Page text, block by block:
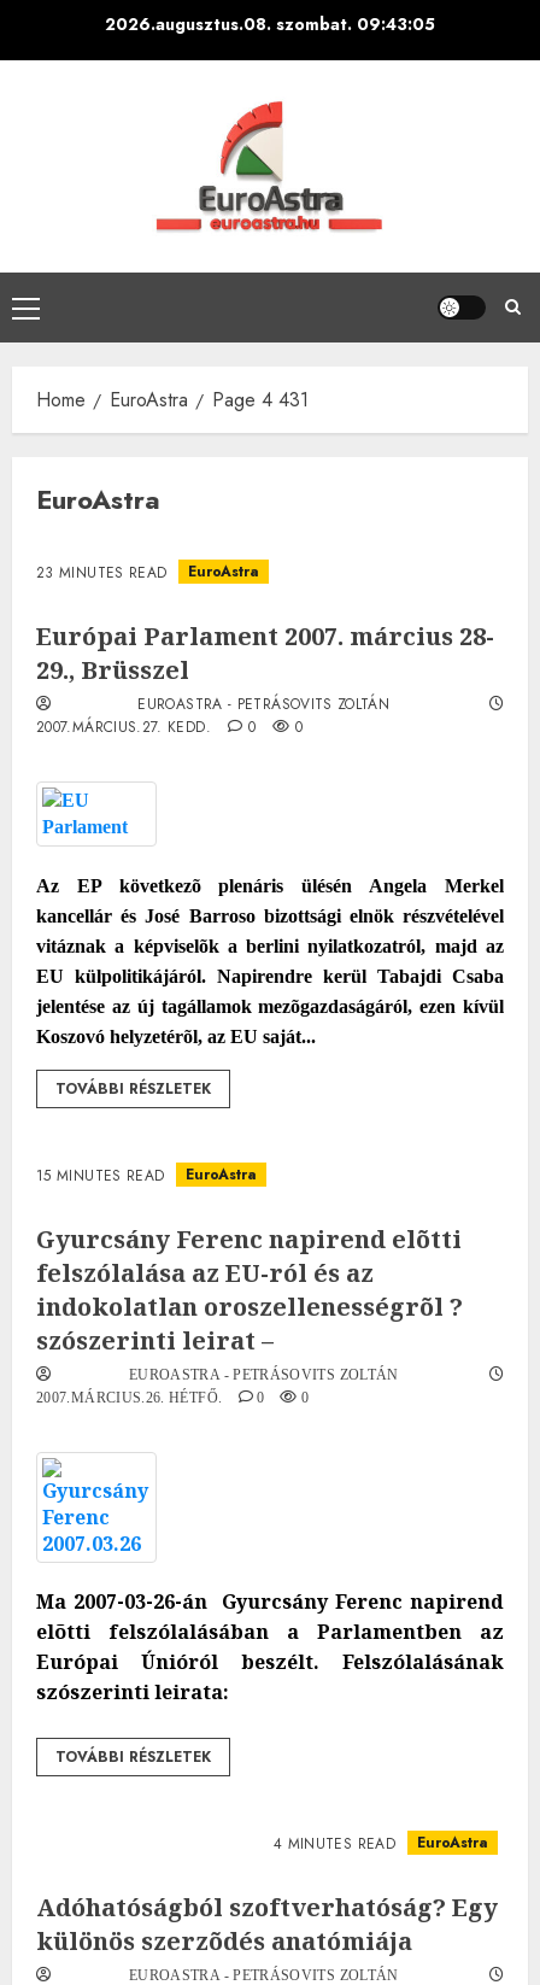
2026.augusztus.08. szombat. 09:43:06
Primary
Menu
Home EuroAstra Page 4 431
EuroAstra
23 MINUTES READ EuroAstra
Európai Parlament 2007. március 28-
29., Brüsszel
EUROASTRA - PETRÁSOVITS ZOLTÁN
2007.MÁRCIUS.27. KEDD.
0 0
Az EP következõ plenáris ülésén Angela Merkel
kancellár és José Barroso bizottsági elnök részvételével
vitáznak a képviselõk a berlini nyilatkozatról, majd az
EU külpolitikájáról. Napirendre kerül Tabajdi Csaba
jelentése az új tagállamok mezõgazdaságáról, ezen kívül
Koszovó helyzetérõl, az EU saját...
TOVÁBBI RÉSZLETEK
15 MINUTES READ EuroAstra
Gyurcsány Ferenc napirend elõtti
felszólalása az EU-ról és az
indokolatlan oroszellenességrõl ?
szószerinti leirat –
EUROASTRA - PETRÁSOVITS ZOLTÁN
2007.MÁRCIUS.26. HÉTFŐ.
0 0
Ma 2007-03-26-án Gyurcsány Ferenc napirend
elõtti felszólalásában a Parlamentben az
Európai Únióról beszélt. Felszólalásának
szószerinti leirata:
TOVÁBBI RÉSZLETEK
4 MINUTES READ EuroAstra
Adóhatóságból szoftverhatóság? Egy
különös szerzõdés anatómiája
EUROASTRA - PETRÁSOVITS ZOLTÁN